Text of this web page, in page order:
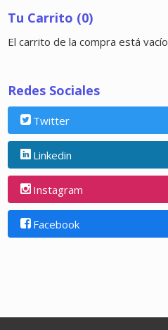
Tu Carrito (0)
El carrito de la compra está vacío
Redes Sociales
Twitter
Linkedin
Instagram
Facebook